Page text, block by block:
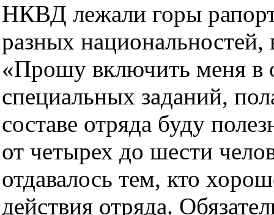
НКВД лежали горы
разных национальностей,
«Прошу включить меня в
специальных заданий,
составе отряда буду
от четырех до шести
отдавалось тем, кто
действия отряда.